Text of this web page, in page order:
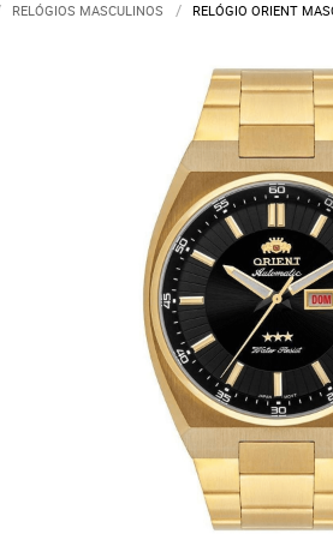
RELÓGIOS MASCULINOS RELÓGIO ORIENT